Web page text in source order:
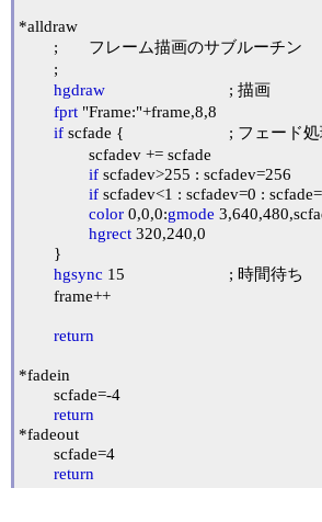
*alldraw
hgdraw
fprt "Frame:"+frame,8,8
if scfade {			; フェード処理
if scfadev>255 : scfadev=256
if scfadev<1 : scfadev=0 :
color 0,0,0:gmode
hgrect 320,240,0
hgsync 15			; 時間待ち
return
*fadein
return
*fadeout
return